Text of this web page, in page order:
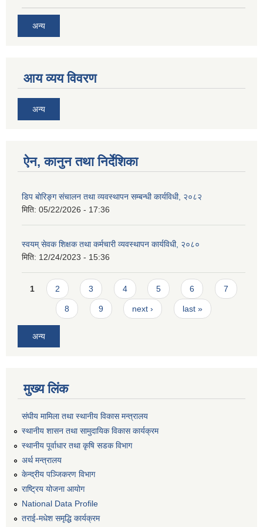
अन्य
आय व्यय विवरण
अन्य
ऐन, कानुन तथा निर्देशिका
डिप बोरिङ्ग संचालन तथा व्यवस्थापन सम्बन्धी कार्यविधी, २०८२
मिति: 05/22/2026 - 17:36
स्वयम् सेवक शिक्षक तथा कर्मचारी व्यवस्थापन कार्यविधी, २०८०
मिति: 12/24/2023 - 15:36
Pages
1 2 3 4 5 6 7
8 9 next › last »
अन्य
मुख्य लिंक
संघीय मामिला तथा स्थानीय विकास मन्त्रालय
स्थानीय शासन तथा सामुदायिक विकास कार्यक्रम
स्थानीय पूर्वाधार तथा कृषि सडक विभाग
अर्थ मन्त्रालय
केन्द्रीय पञ्जिकरण विभाग
राष्ट्रिय योजना आयोग
National Data Profile
तराई-मधेश समृद्धि कार्यक्रम